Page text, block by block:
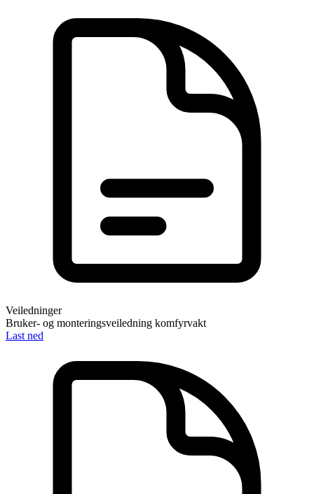
Veiledninger
Bruker- og monteringsveiledning komfyrvakt
Last ned